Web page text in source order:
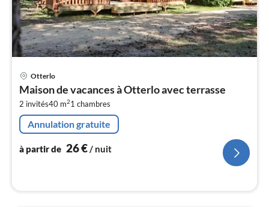
Otterlo
Maison de vacances à Otterlo avec terrasse
2 invités40 m21 chambres
Annulation gratuite
à partir de 26€/ nuit